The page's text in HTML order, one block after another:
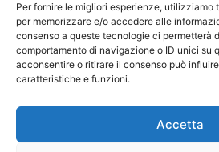
Per fornire le migliori esperienze,
per memorizzare e/o accedere alle
consenso a queste tecnologie ci permetterà
comportamento di navigazione o ID unici su
acconsentire o ritirare il consenso può
caratteristiche e funzioni.
Accetta